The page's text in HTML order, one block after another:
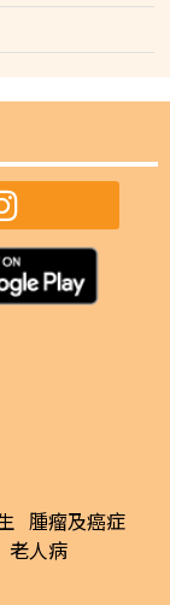
腫瘤及癌症
老人病